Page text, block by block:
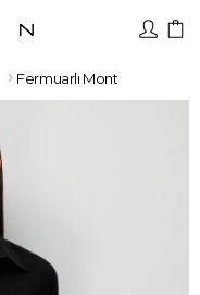
Fermuarlı Mont